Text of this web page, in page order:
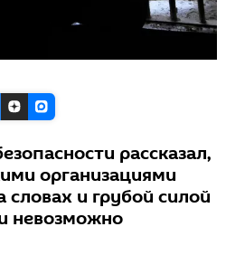
рассказал,
организациями
словах и грубой силой
невозможно